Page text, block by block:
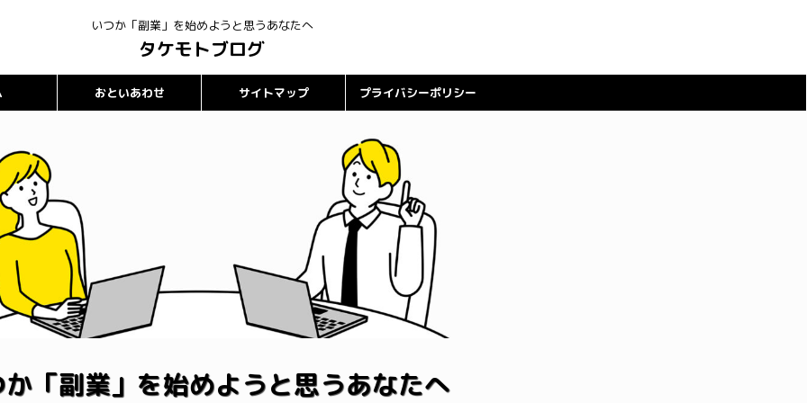
いつか「副業」を始めようと思うあなたへ
タケモトブログ
おといあわせ サイトマップ プライバシーポリシー
「副業」を始めようと思うあなたへ